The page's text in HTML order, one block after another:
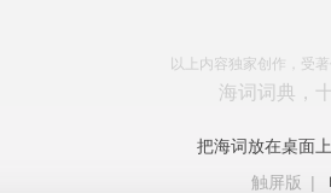
以上内容独家创作，受
海词词典，
把海词放在桌面
触屏版
|